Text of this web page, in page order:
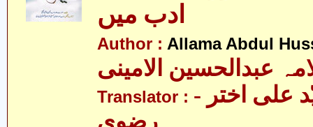
ادب میں
Author : Allama Abdul
عبدالحسین الامینی
Translator : - مولانا سیّد علی اختر
رضوی